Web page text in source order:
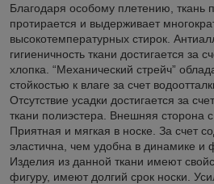
Благодаря особому плетению, ткань
протирается и выдерживает
высокотемпературных стирок.
гигиеничность ткани достигается за
хлопка. “Механический стрейч”
стойкостью к влаге за счет
Отсутствие усадки достигается за
ткани полиэстера. Внешняя сторона
Приятная и мягкая в носке. За счет
эластична, чем удобна в динамике и
Изделия из данной ткани имеют
фигуру, имеют долгий срок носки.